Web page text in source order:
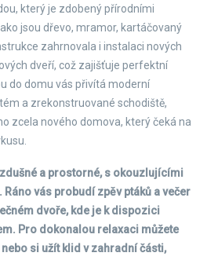
který je zdobený přírodními
jsou dřevo, mramor, kartáčovaný
zahrnovala i instalaci nových
dveří, což zajišťuje perfektní
do domu vás přivítá moderní
a zrekonstruované schodiště,
zcela nového domova, který čeká na
a prostorné, s okouzlujícími
vás probudí zpěv ptáků a večer
dvoře, kde je k dispozici
Pro dokonalou relaxaci můžete
si užít klid v zahradní části,